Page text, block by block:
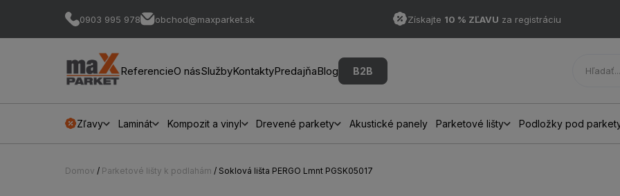
0903 995 978 obchod@maxparket.sk Získajte 10 % ZĽAVU za registráciu
ReferencieO násSlužbyKontaktyPredajňaBlog B2B
Zľavy Laminát Kompozit a vinyl Drevené parkety Akustické panely Parketové lišty Podložky pod
Domov / Parketové lišty k podlahám / Soklová lišta PERGO Lmnt PGSK05017